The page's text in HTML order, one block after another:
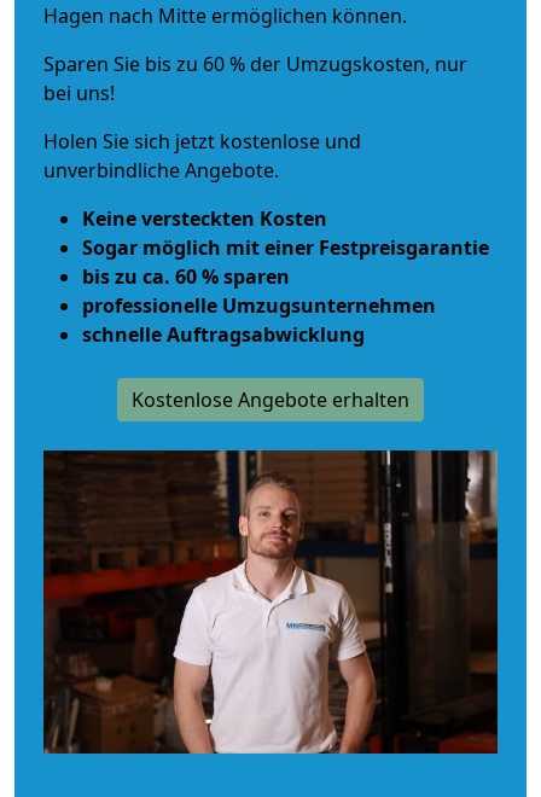
Hagen nach Mitte ermöglichen können.
Sparen Sie bis zu 60 % der Umzugskosten, nur
bei uns!
Holen Sie sich jetzt kostenlose und
unverbindliche Angebote.
Keine versteckten Kosten
Sogar möglich mit einer Festpreisgarantie
bis zu ca. 60 % sparen
professionelle Umzugsunternehmen
schnelle Auftragsabwicklung
Kostenlose Angebote erhalten